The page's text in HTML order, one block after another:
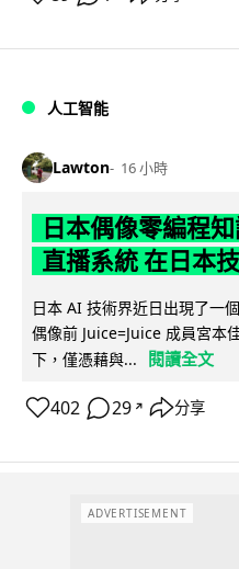
人工智能
Lawton 16 小時
日本偶像零編程
直播系統 在日本
日本 AI 技術界近日出現了一
偶像前 Juice=Juice 成員宮本
下，僅憑藉與...
閱讀全文
402 29 ↗ 分享
ADVERTISEMENT